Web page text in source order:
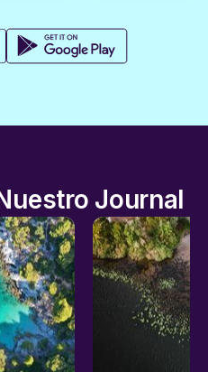
Journal